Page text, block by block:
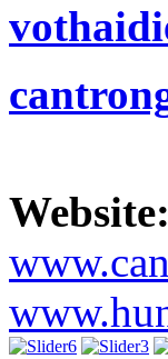
Website: